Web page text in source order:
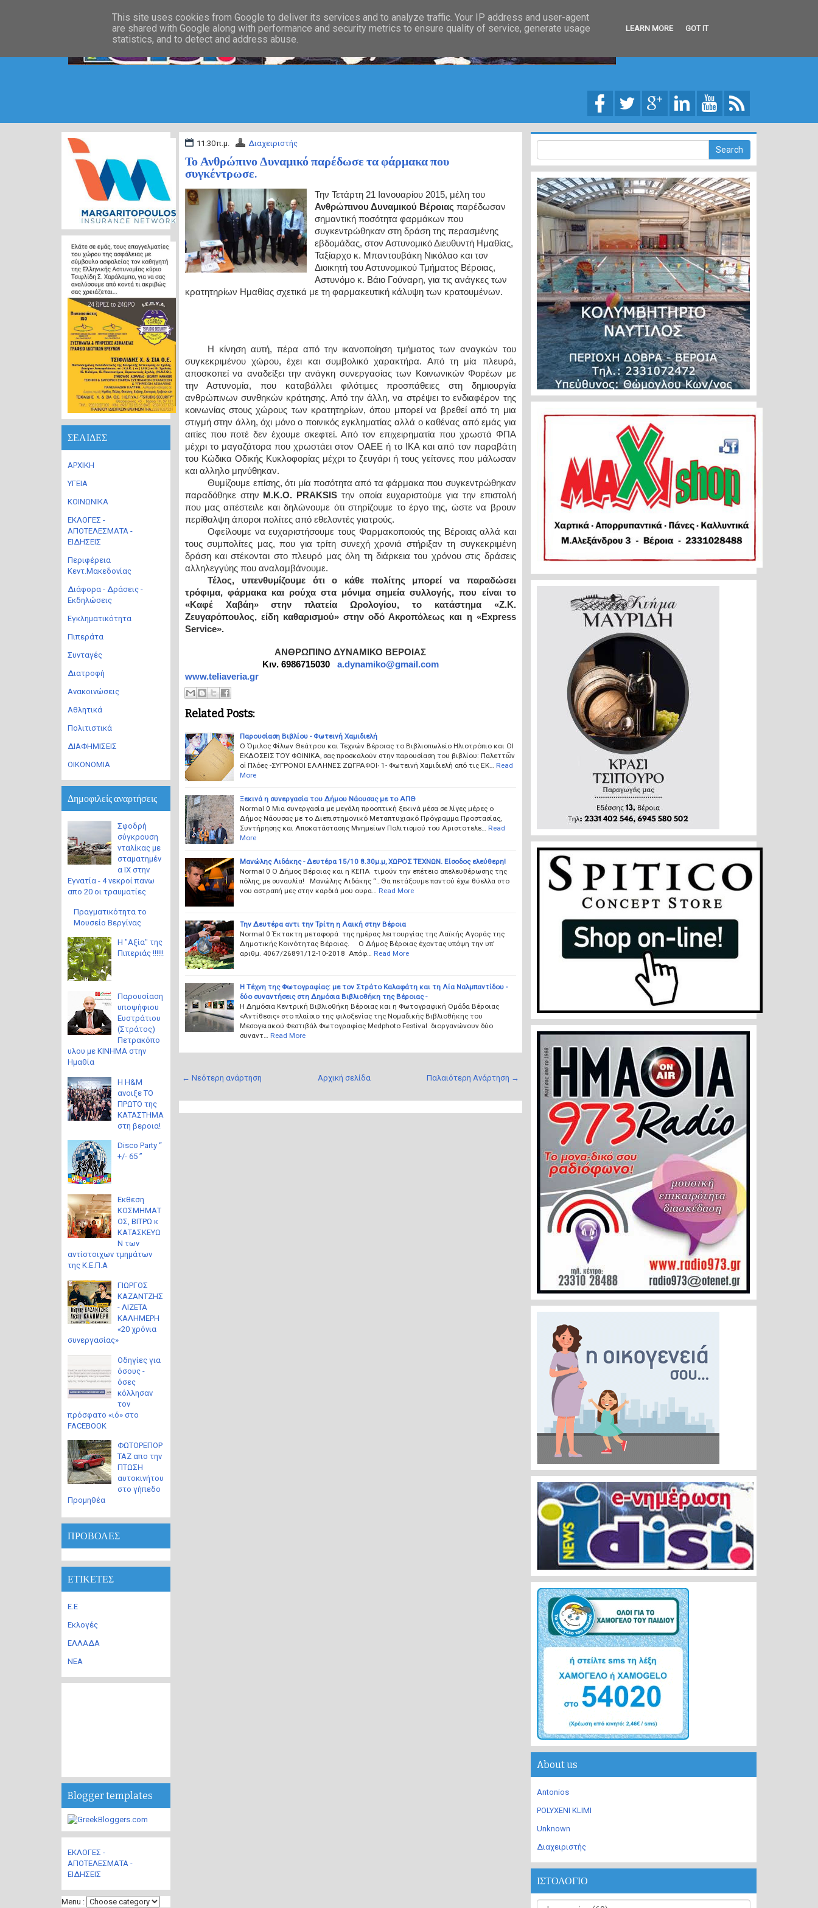
11:30 π.μ. Διαχειριστής
Το Ανθρώπινο Δυναμικό παρέδωσε τα φάρμακα που
συγκέντρωσε.
Την Τετάρτη 21 Ιανουαρίου 2015, μέλη του
Ανθρώπινου Δυναμικού Βέροιας παρέδωσαν
σημαντική ποσότητα φαρμάκων που
συγκεντρώθηκαν στη δράση της περασμένης
εβδομάδας, στον Αστυνομικό Διευθυντή Ημαθίας,
Ταξίαρχο κ. Μπαντουβάκη Νικόλαο και τον
Διοικητή του Αστυνομικού Τμήματος Βέροιας,
Αστυνόμο κ. Βάιο Γούναρη, για τις ανάγκες των
κρατητηρίων Ημαθίας σχετικά με τη φαρμακευτική κάλυψη των κρατουμένων.
Η κίνηση αυτή, πέρα από την ικανοποίηση τμήματος των αναγκών του
συγκεκριμένου χώρου, έχει και συμβολικό χαρακτήρα. Από τη μία πλευρά,
αποσκοπεί να αναδείξει την ανάγκη συνεργασίας των Κοινωνικών Φορέων με
την Αστυνομία, που καταβάλλει φιλότιμες προσπάθειες στη δημιουργία
ανθρώπινων συνθηκών κράτησης. Από την άλλη, να στρέψει το ενδιαφέρον της
κοινωνίας στους χώρους των κρατητηρίων, όπου μπορεί να βρεθεί από τη μια
στιγμή στην άλλη, όχι μόνο ο ποινικός εγκληματίας αλλά ο καθένας από εμάς για
αιτίες που ποτέ δεν έχουμε σκεφτεί. Από τον επιχειρηματία που χρωστά ΦΠΑ
μέχρι το μαγαζάτορα που χρωστάει στον ΟΑΕΕ ή το ΙΚΑ και από τον παραβάτη
του Κώδικα Οδικής Κυκλοφορίας μέχρι το ζευγάρι ή τους γείτονες που μάλωσαν
και αλληλο μηνύθηκαν.
Θυμίζουμε επίσης, ότι μία ποσότητα από τα φάρμακα που συγκεντρώθηκαν
παραδόθηκε στην
Μ.Κ.Ο. PRAKSIS την οποία ευχαριστούμε για την επιστολή
που μας απέστειλε και δηλώνουμε ότι στηρίζουμε το έργο της, ώστε να βρουν
περίθαλψη άποροι πολίτες από εθελοντές γιατρούς.
Οφείλουμε να ευχαριστήσουμε τους Φαρμακοποιούς της Βέροιας αλλά και
τους συμπολίτες μας, που για τρίτη συνεχή χρονιά στήριξαν τη συγκεκριμένη
δράση και στέκονται στο πλευρό μας όλη τη διάρκεια του χρόνου στις δράσεις
αλληλεγγύης που αναλαμβάνουμε.
Τέλος, υπενθυμίζουμε ότι ο κάθε πολίτης μπορεί να παραδώσει
τρόφιμα, φάρμακα και ρούχα στα μόνιμα σημεία συλλογής, που είναι το
«Καφέ Χαβάη» στην πλατεία Ωρολογίου, το κατάστημα «Ζ.Κ.
Ζευγαρόπουλος, είδη καθαρισμού» στην οδό Ακροπόλεως και η «Εxpress
Service».
ΑΝΘΡΩΠΙΝΟ ΔΥΝΑΜΙΚΟ ΒΕΡΟΙΑΣ
Κιν. 6986715030 a.dynamiko@gmail.com
www.teliaveria.gr
Related Posts:
Παρουσίαση Βιβλίου - Φωτεινή Χαμιδιελή
Ο Όμιλος Φίλων Θεάτρου και Τεχνών Βέροιας το Βιβλιοπωλείο Ηλιοτρόπιο και ΟΙ
ΕΚΔΟΣΕΙΣ ΤΟΥ ΦΟΙΝΙΚΑ, σας προσκαλούν στην παρουσίαση του βιβλίου: Παλεττῶν
οἱ Πλόες -ΣΥΓΡΟΝΟΙ ΕΛΛΗΝΕΣ ΖΩΓΡΑΦΟΙ∙ 1- Φωτεινή Χαμιδιελή από τις ΕΚ…
Read
More
Ξεκινά η συνεργασία του Δήμου Νάουσας με το ΑΠΘ
Normal 0 Μια συνεργασία με μεγάλη προοπτική ξεκινά μέσα σε λίγες μέρες ο
Δήμος Νάουσας με το Διεπιστημονικό Μεταπτυχιακό Πρόγραμμα Προστασίας,
Συντήρησης και Αποκατάστασης Μνημείων Πολιτισμού του Αριστοτελε…
Read
More
Μανώλης Λιδάκης - Δευτέρα 15/10 8.30μ.μ, ΧΩΡΟΣ ΤΕΧΝΩΝ. Είσοδος ελεύθερη!
Normal 0 Ο Δήμος Βέροιας και η ΚΕΠΑ τιμούν την επέτειο απελευθέρωσης της
πόλης, με συναυλία! Μανώλης Λιδάκης “…Θα πετάξουμε παντού έχω θύελλα στο
νου αστραπή μες στην καρδιά μου ουρα…
Read More
Την Δευτέρα αντι την Τρίτη η Λαική στην Βέροια
Normal 0 Έκτακτη μεταφορά της ημέρας λειτουργίας της Λαϊκής Αγοράς της
Δημοτικής Κοινότητας Βέροιας. Ο Δήμος Βέροιας έχοντας υπόψη την υπ’
αριθμ. 4067/26891/12-10-2018 Απόφ…
Read More
Η Τέχνη της Φωτογραφίας: με τον Στράτο Καλαφάτη και τη Λία Ναλμπαντίδου -
δύο συναντήσεις στη Δημόσια Βιβλιοθήκη της Βέροιας -
H Δημόσια Κεντρική Βιβλιοθήκη Βέροιας και η Φωτογραφική Ομάδα Βέροιας
«Αντίθεσις» στο πλαίσιο της φιλοξενίας της Νομαδικής Βιβλιοθήκης του
Μεσογειακού Φεστιβάλ Φωτογραφίας Medphoto Festival διοργανώνουν δύο
συναντ…
Read More
← Νεότερη ανάρτηση Παλαιότερη Ανάρτηση →
Αρχική σελίδα
ΣΕΛΙΔΕΣ
ΑΡΧΙΚΗ
ΥΓΕΙΑ
ΚΟΙΝΩΝΙΚΑ
ΕΚΛΟΓΕΣ -
ΑΠΟΤΕΛΕΣΜΑΤΑ -
ΕΙΔΗΣΕΙΣ
Περιφέρεια
Κεντ.Μακεδονίας
Διάφορα - Δράσεις -
Εκδηλώσεις
Εγκληματικότητα
Πιπεράτα
Συνταγές
Διατροφή
Ανακοινώσεις
Αθλητικά
Πολιτιστικά
ΔΙΑΦΗΜΙΣΕΙΣ
ΟΙΚΟΝΟΜΙΑ
Δημοφιλείς αναρτήσεις
Σφοδρή
σύγκρουση
νταλίκας με
σταματημέν
α ΙΧ στην
Εγνατία - 4 νεκροί πανω
απο 20 οι τραυματίες
Πραγματικότητα το
Μουσείο Βεργίνας
Η "Αξία" της
Πιπεριάς !!!!!!
Παρουσίαση
υποψήφιου
Ευστράτιου
(Στράτος)
Πετρακόπο
υλου με ΚΙΝΗΜΑ στην
Ημαθία
Η H&M
ανοιξε ΤΟ
ΠΡΩΤΟ της
ΚΑΤΑΣΤΗΜΑ
στη βεροια!
Disco Party “
+/- 65 ”
Eκθεση
ΚΟΣΜΗΜΑΤ
ΟΣ, ΒΙΤΡΩ κ
ΚΑΤΑΣΚΕΥΩ
Ν των
αντίστοιχων τμημάτων
της Κ.Ε.Π.Α
ΓΙΩΡΓΟΣ
ΚΑΖΑΝΤΖΗΣ
- ΛΙΖΕΤΑ
ΚΑΛΗΜΕΡΗ
«20 χρόνια
συνεργασίας»
Οδηγίες για
όσους -
όσες
κόλλησαν
τον
πρόσφατο «ιό» στο
FACEBOOK
ΦΩΤΟΡΕΠΟΡ
ΤΑΖ απο την
ΠΤΩΣΗ
αυτοκινήτου
στο γήπεδο
Προμηθέα
ΠΡΟΒΟΛΕΣ
ΕΤΙΚΕΤΕΣ
Ε.Ε
Εκλογές
ΕΛΛΑΔΑ
ΝΕΑ
Blogger templates
ΕΚΛΟΓΕΣ -
ΑΠΟΤΕΛΕΣΜΑΤΑ -
ΕΙΔΗΣΕΙΣ
Menu :
About us
Antonios
POLYXENI KLIMI
Unknown
Διαχειριστής
ΙΣΤΟΛΟΓΙΟ
This site uses cookies from Google to deliver its services and to analyze traffic. Your IP address and user-agent
are shared with Google along with performance and security metrics to ensure quality of service, generate usage
statistics, and to detect and address abuse.
LEARN MORE GOT IT